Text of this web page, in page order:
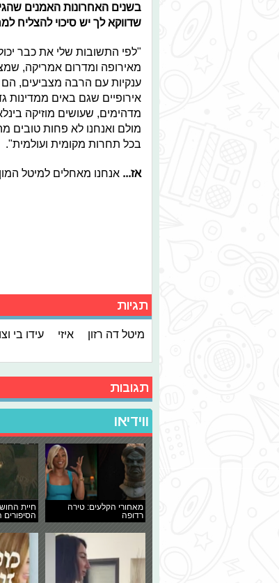
בשנים האחרונות האמנים
שדווקא לך יש סיכוי להצליח
"לפי התשובות שלי את כבר
מאירופה ומדרום אמריקה,
ענקיות עם הרבה מצביעים,
אירופיים שגם באים ממדינות
מדהימים, שעושים מוזיקה
מולם ואנחנו לא פחות טובים
בכל תחרות מקומית ועולמית".
אז... אנחנו מאחלים למיטל
תגיות
מיטל דה רזון איזי עידו בי
תגובות
ווידיאו
מאחורי הקלעים: טירה
רדופה
חיית
הסיפורים